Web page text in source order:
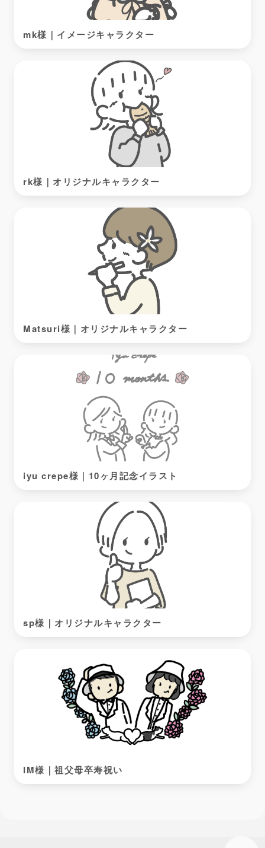
mk様｜イメージキャラクター
rk様｜オリジナルキャラクター
Matsuri様｜オリジナルキャラクター
iyu crepe様｜10ヶ月記念イラスト
sp様｜オリジナルキャラクター
IM様｜祖父母卒寿祝い